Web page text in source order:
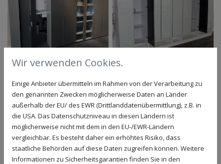
Wir verwenden Cookies.
Einige Anbieter übermitteln im Rahmen von der Verarbeitung zu
den genannten Zwecken möglicherweise Daten an Länder
außerhalb der EU/ des EWR (Drittlanddatenübermittlung), z.B. in
die USA. Das Datenschutzniveau in diesen Ländern ist
möglicherweise nicht mit dem in den EU-/EWR-Ländern
vergleichbar. Es besteht daher ein erhöhtes Risiko, dass
staatliche Behörden auf diese Daten zugreifen können. Weitere
Informationen zu Sicherheitsgarantien finden Sie in den